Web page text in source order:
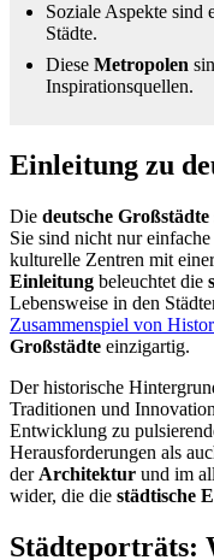
Soziale Aspekte sind
Städte.
Diese Metropolen
Inspirationsquellen.
Einleitung zu
Die deutsche Großstädte
Sie sind nicht nur
kulturelle Zentren mit
Einleitung beleuchtet die
Lebensweise in den
Zusammenspiel von
Großstädte einzigartig.
Der historische
Traditionen und
Entwicklung zu
Herausforderungen als
der Architektur und im
wider, die die städtische
Städteporträts: